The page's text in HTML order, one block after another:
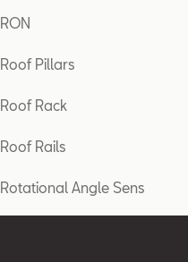
RON
Roof Pillars
Roof Rack
Roof Rails
Rotational Angle Sens